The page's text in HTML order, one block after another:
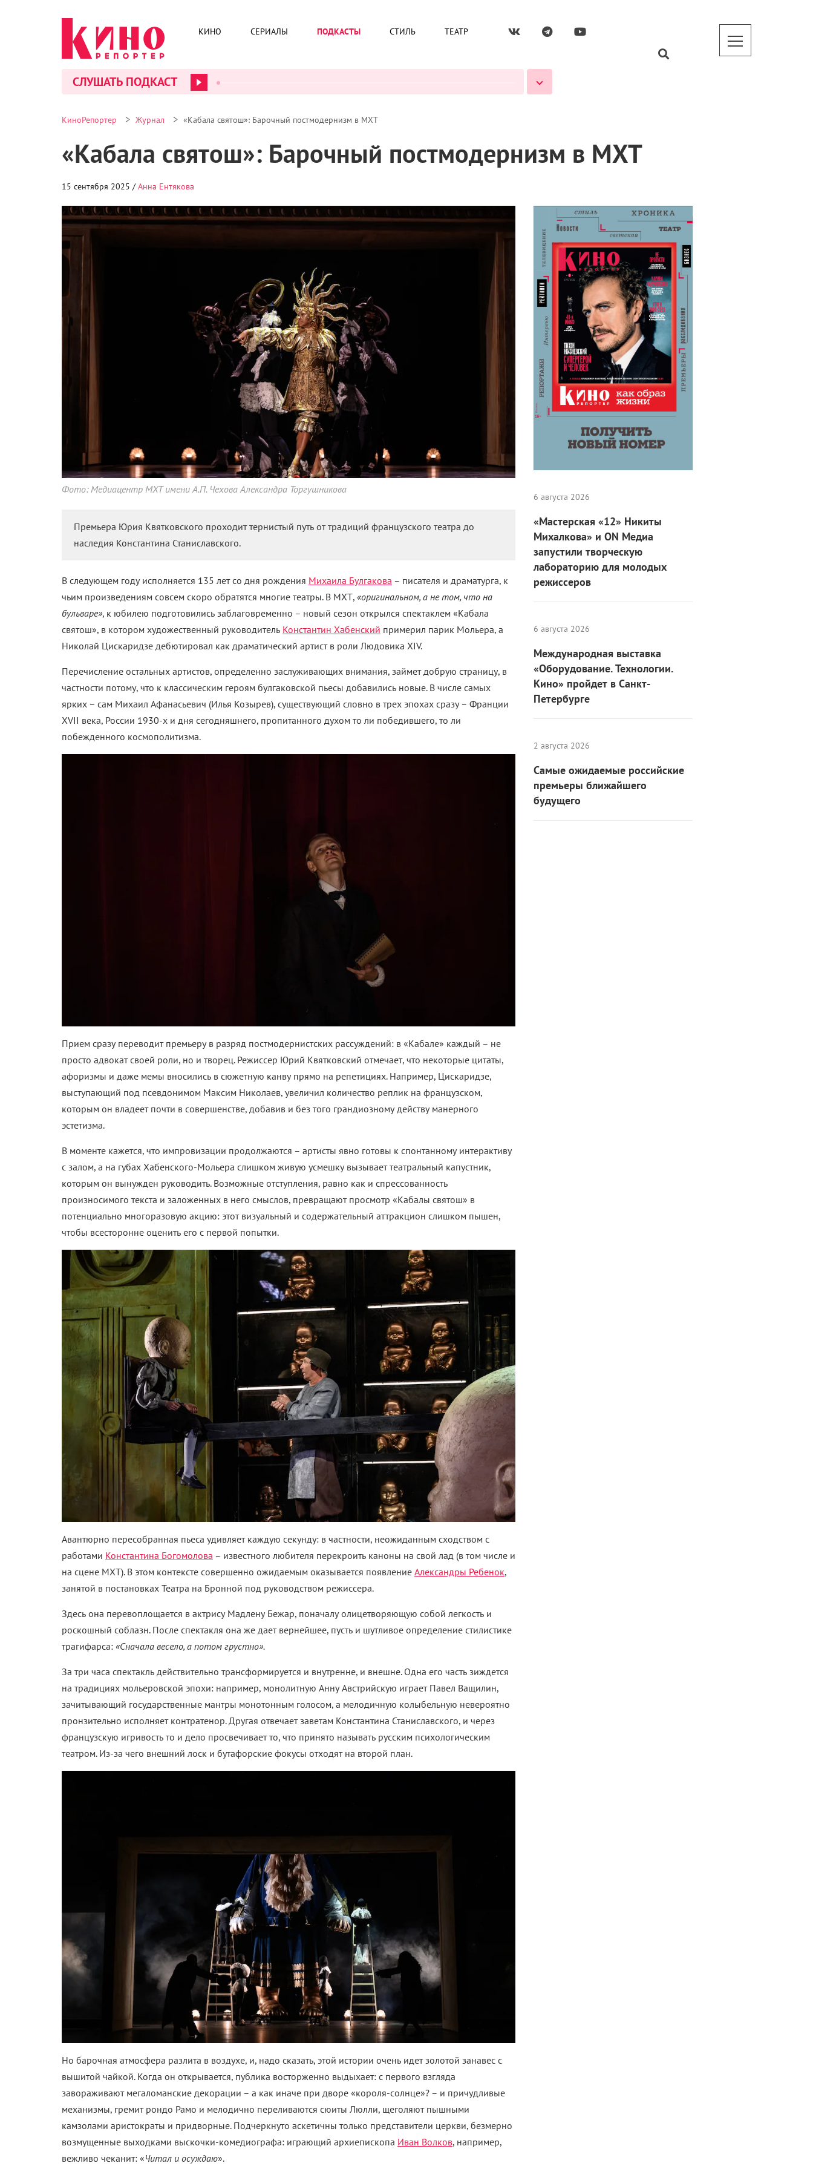
КИНО СЕРИАЛЫ ПОДКАСТЫ СТИЛЬ ТЕАТР
СЛУШАТЬ ПОДКАСТ
КиноРепортер > Журнал > «Кабала святош»: Барочный постмодернизм в МХТ
«Кабала святош»: Барочный постмодернизм в МХТ
15 сентября 2025 /Анна Ентякова
Фото: Медиацентр МХТ имени А.П. Чехова Александра Торгушникова
Премьера Юрия Квятковского проходит тернистый путь от традиций французского театра до
наследия Константина Станиславского.
В следующем году исполняется 135 лет со дня рождения Михаила Булгакова – писателя и драматурга, к
чьим произведениям совсем скоро обратятся многие театры. В МХТ, «оригинальном, а не том, что на
бульваре», к юбилею подготовились заблаговременно – новый сезон открылся спектаклем «Кабала
святош», в котором художественный руководитель Константин Хабенский примерил парик Мольера, а
Николай Цискаридзе дебютировал как драматический артист в роли Людовика XIV.
Перечисление остальных артистов, определенно заслуживающих внимания, займет добрую страницу, в
частности потому, что к классическим героям булгаковской пьесы добавились новые. В числе самых
ярких – сам Михаил Афанасьевич (Илья Козырев), существующий словно в трех эпохах сразу – Франции
XVII века, России 1930-х и дня сегодняшнего, пропитанного духом то ли победившего, то ли
побежденного космополитизма.
Прием сразу переводит премьеру в разряд постмодернистских рассуждений: в «Кабале» каждый – не
просто адвокат своей роли, но и творец. Режиссер Юрий Квятковский отмечает, что некоторые цитаты,
афоризмы и даже мемы вносились в сюжетную канву прямо на репетициях. Например, Цискаридзе,
выступающий под псевдонимом Максим Николаев, увеличил количество реплик на французском,
которым он владеет почти в совершенстве, добавив и без того грандиозному действу манерного
эстетизма.
В моменте кажется, что импровизации продолжаются – артисты явно готовы к спонтанному интерактиву
с залом, а на губах Хабенского-Мольера слишком живую усмешку вызывает театральный капустник,
которым он вынужден руководить. Возможные отступления, равно как и спрессованность
произносимого текста и заложенных в него смыслов, превращают просмотр «Кабалы святош» в
потенциально многоразовую акцию: этот визуальный и содержательный аттракцион слишком пышен,
чтобы всесторонне оценить его с первой попытки.
Авантюрно пересобранная пьеса удивляет каждую секунду: в частности, неожиданным сходством с
работами Константина Богомолова – известного любителя перекроить каноны на свой лад (в том числе и
на сцене МХТ). В этом контексте совершенно ожидаемым оказывается появление Александры Ребенок,
занятой в постановках Театра на Бронной под руководством режиссера.
Здесь она перевоплощается в актрису Мадлену Бежар, поначалу олицетворяющую собой легкость и
роскошный соблазн. После спектакля она же дает вернейшее, пусть и шутливое определение стилистике
трагифарса: «Сначала весело, а потом грустно».
За три часа спектакль действительно трансформируется и внутренне, и внешне. Одна его часть зиждется
на традициях мольеровской эпохи: например, монолитную Анну Австрийскую играет Павел Ващилин,
зачитывающий государственные мантры монотонным голосом, а мелодичную колыбельную невероятно
пронзительно исполняет контратенор. Другая отвечает заветам Константина Станиславского, и через
французскую игривость то и дело просвечивает то, что принято называть русским психологическим
театром. Из-за чего внешний лоск и бутафорские фокусы отходят на второй план.
Но барочная атмосфера разлита в воздухе, и, надо сказать, этой истории очень идет золотой занавес с
вышитой чайкой. Когда он открывается, публика восторженно выдыхает: с первого взгляда
завораживают мегаломанские декорации – а как иначе при дворе «короля-солнце»? – и причудливые
механизмы, гремит рондо Рамо и мелодично переливаются сюиты Люлли, щеголяют пышными
камзолами аристократы и придворные. Подчеркнуто аскетичны только представители церкви, безмерно
возмущенные выходками выскочки-комедиографа: играющий архиепископа Иван Волков, например,
вежливо чеканит: «Читал и осуждаю».
6 августа 2026
«Мастерская «12» Никиты
Михалкова» и ON Медиа
запустили творческую
лабораторию для молодых
режиссеров
6 августа 2026
Международная выставка
«Оборудование. Технологии.
Кино» пройдет в Санкт-
Петербурге
2 августа 2026
Самые ожидаемые российские
премьеры ближайшего
будущего